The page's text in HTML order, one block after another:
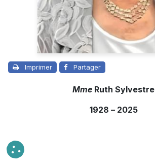
Imprimer Partager
Mme Ruth Sylvestre
1928 – 2025